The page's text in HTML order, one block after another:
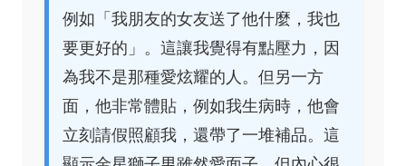
例如「我朋友的女友送了他什麼，我也
要更好的」。這讓我覺得有點壓力，因
為我不是那種愛炫耀的人。但另一方
面，他非常體貼，例如我生病時，他會
立刻請假照顧我，還帶了一堆補品。這